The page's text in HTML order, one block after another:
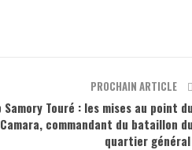
PROCHAIN ARTICLE
Touré : les mises au point du
commandant du bataillon du
quartier général